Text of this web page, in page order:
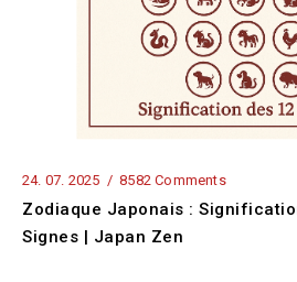
24. 07. 2025 8582 Comments
Zodiaque Japonais :
Signes | Japan Zen